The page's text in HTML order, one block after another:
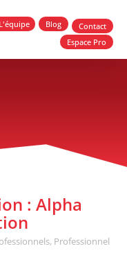
L'équipe Blog
Contact
Espace Pro
: Alpha
, Professionnel